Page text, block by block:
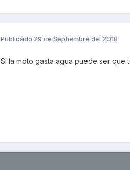
Publicado 29 de Septiembre del 2018
Si la moto gasta agua puede ser que